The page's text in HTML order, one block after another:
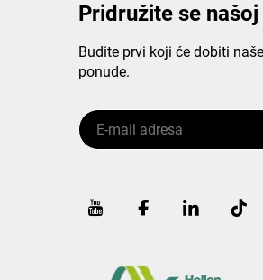
Pridružite se
Budite prvi koji će dobiti
ponude.